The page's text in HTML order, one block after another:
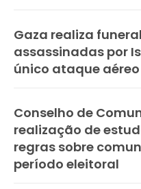
Gaza realiza
assassinadas por
único ataque aéreo
Conselho de
realização de
regras sobre
período eleitoral